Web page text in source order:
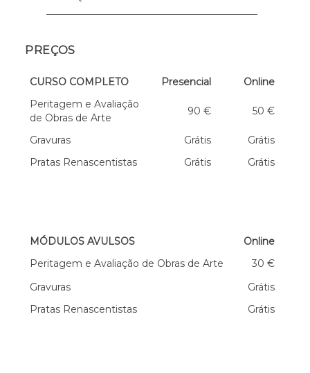
PREÇOS
CURSO COMPLETO Presencial
Online
Peritagem e Avaliação
de Obras de Arte
90 € 50 €
Gravuras Grátis
Grátis
Pratas Renascentistas
Grátis Grátis
MÓDULOS AVULSOS
Online
Peritagem e Avaliação de Obras de Arte
30 €
Gravuras
Grátis
Pratas Renascentistas
Grátis